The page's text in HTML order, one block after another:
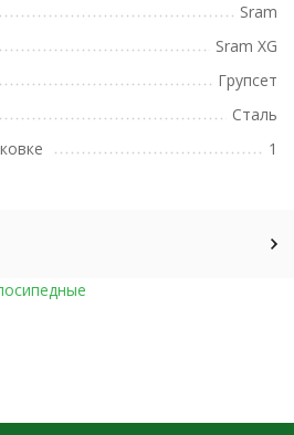
Sram
Sram XG
Групсет
Сталь
1